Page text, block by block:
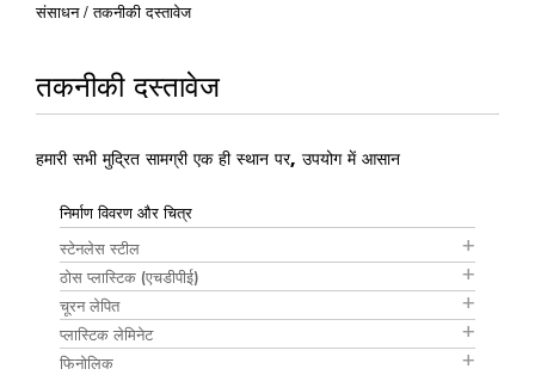
संसाधन / तकनीकी दस्तावेज
तकनीकी दस्तावेज
हमारी सभी मुद्रित सामग्री एक ही स्थान पर, उपयोग में आसान
निर्माण विवरण और चित्र
स्टेनलेस स्टील
ठोस प्लास्टिक (एचडीपीई)
चूरन लेपित
प्लास्टिक लेमिनेट
फिनोलिक